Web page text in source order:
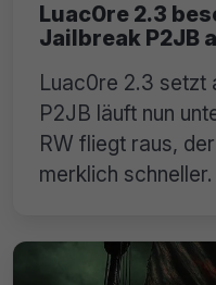
Luac0re 2.3
Jailbreak P2JB
Luac0re 2.3 setzt
P2JB läuft nun
RW fliegt raus,
merklich schneller.